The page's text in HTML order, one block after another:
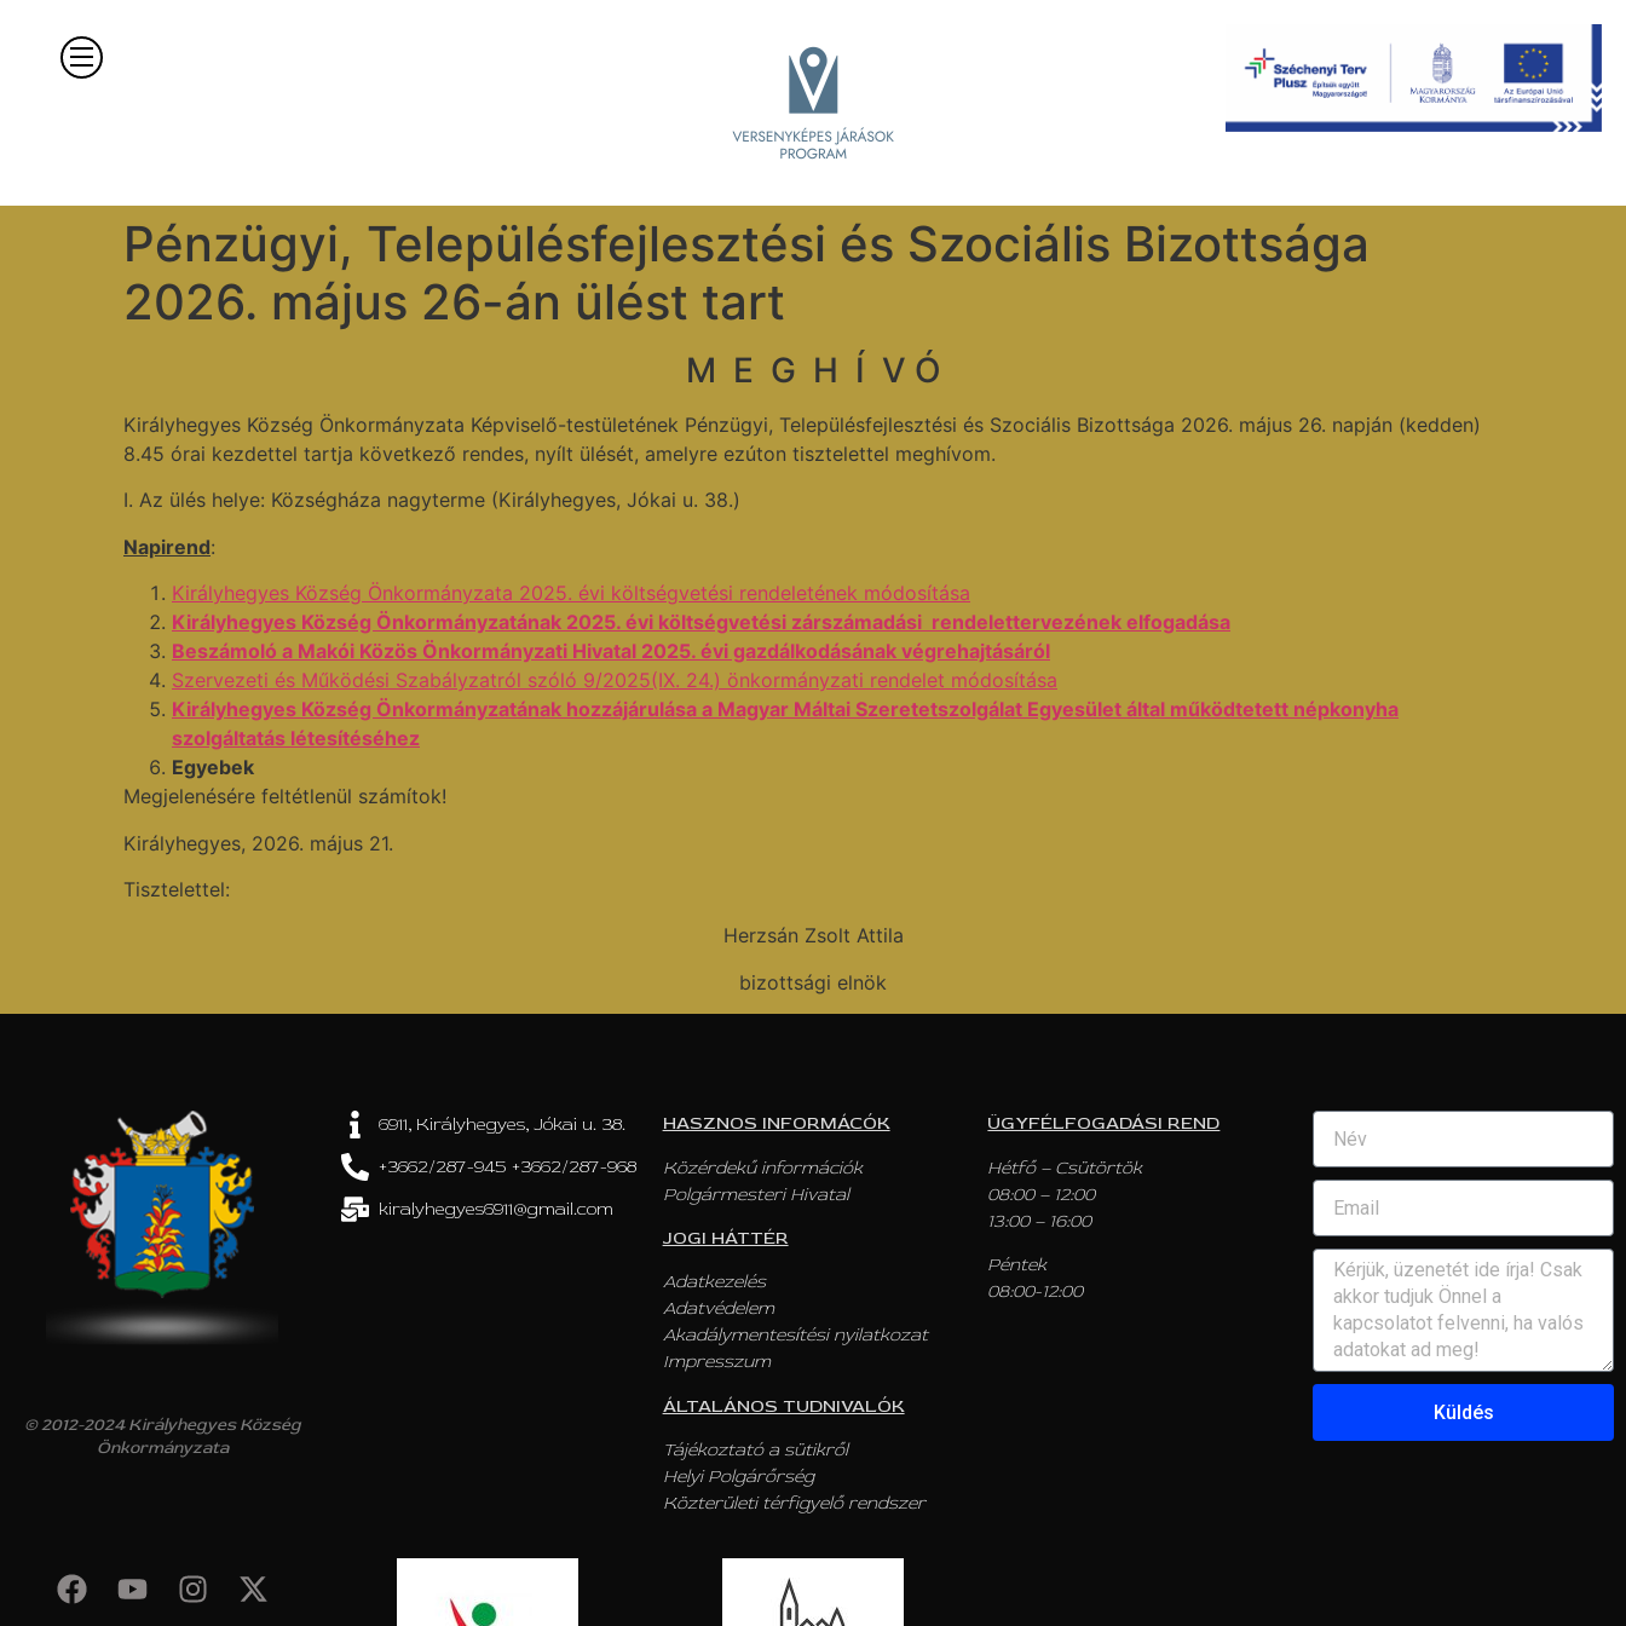
Pénzügyi, Településfejlesztési és Szociális Bizottsága
2026. május 26-án ülést tart
M E G H Í V Ó
Királyhegyes Község Önkormányzata Képviselő-testületének Pénzügyi, Településfejlesztési és Szociális Bizottsága 2026. május 26. napján (kedden)
8.45 órai kezdettel tartja következő rendes, nyílt ülését, amelyre ezúton tisztelettel meghívom.
I. Az ülés helye: Községháza nagyterme (Királyhegyes, Jókai u. 38.)
Napirend:
Királyhegyes Község Önkormányzata 2025. évi költségvetési rendeletének módosítása
Királyhegyes Község Önkormányzatának 2025. évi költségvetési zárszámadási rendelettervezének elfogadása
Beszámoló a Makói Közös Önkormányzati Hivatal 2025. évi gazdálkodásának végrehajtásáról
Szervezeti és Működési Szabályzatról szóló 9/2025(IX. 24.) önkormányzati rendelet módosítása
Királyhegyes Község Önkormányzatának hozzájárulása a Magyar Máltai Szeretetszolgálat Egyesület által működtetett népkonyha
szolgáltatás létesítéséhez
Egyebek
Megjelenésére feltétlenül számítok!
Királyhegyes, 2026. május 21.
Tisztelettel:
Herzsán Zsolt Attila
bizottsági elnök
© 2012-2024 Királyhegyes Község
Önkormányzata
6911, Királyhegyes, Jókai u. 38.
+3662/287-945 +3662/287-968
kiralyhegyes6911@gmail.com
HASZNOS INFORMÁCÓK
Közérdekű információk
Polgármesteri Hivatal
JOGI HÁTTÉR
Adatkezelés
Adatvédelem
Akadálymentesítési nyilatkozat
Impresszum
ÁLTALÁNOS TUDNIVALÓK
Tájékoztató a sütikről
Helyi Polgárőrség
Közterületi térfigyelő rendszer
ÜGYFÉLFOGADÁSI REND
Hétfő – Csütörtök
08:00 – 12:00
13:00 – 16:00
Péntek
08:00-12:00
Küldés